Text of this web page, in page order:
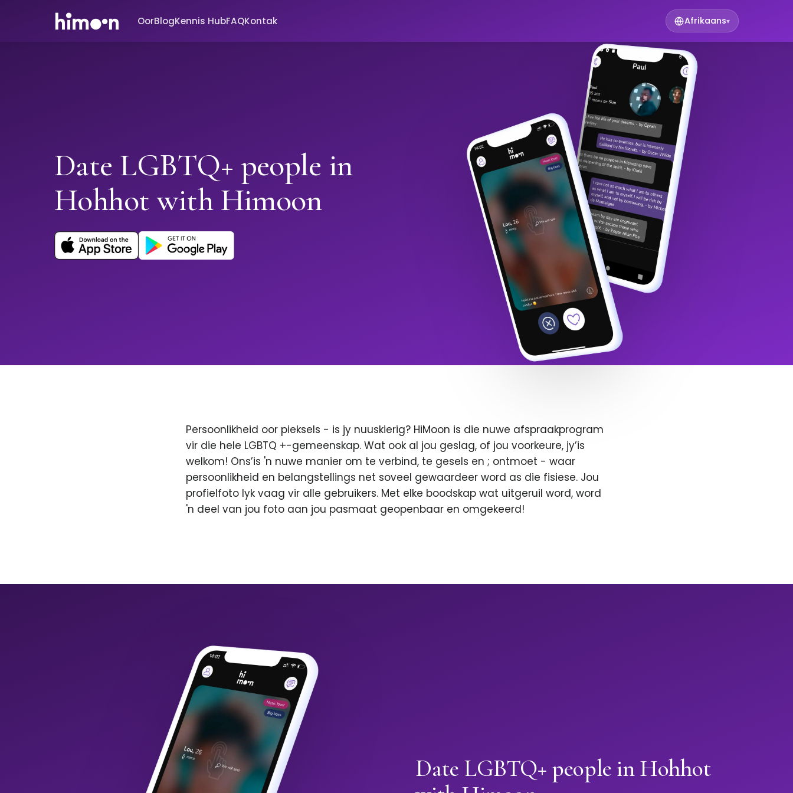
OorBlogKennis HubFAQKontak Afrikaans▾
Date LGBTQ+ people in
Hohhot with Himoon
Persoonlikheid oor pieksels - is jy nuuskierig? HiMoon is die nuwe afspraakprogram
vir die hele LGBTQ +-gemeenskap. Wat ook al jou geslag, of jou voorkeure, jy’is
welkom! Ons’is 'n nuwe manier om te verbind, te gesels en ; ontmoet - waar
persoonlikheid en belangstellings net soveel gewaardeer word as die fisiese. Jou
profielfoto lyk vaag vir alle gebruikers. Met elke boodskap wat uitgeruil word, word
'n deel van jou foto aan jou pasmaat geopenbaar en omgekeerd!
Date LGBTQ+ people in Hohhot